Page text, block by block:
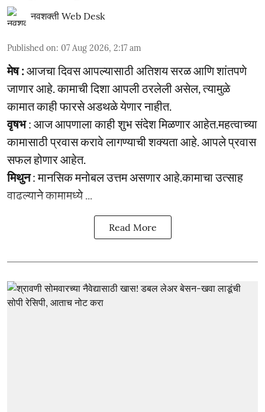
नवशक्ती Web Desk
Published on: 07 Aug 2026, 2:17 am
मेष :आजचा दिवस आपल्यासाठी अतिशय सरळ आणि शांतपणे
जाणार आहे. कामाची दिशा आपली ठरलेली असेल, त्यामुळे
कामात काही फारसे अडथळे येणार नाहीत.
वृषभ: आज आपणाला काही शुभ संदेश मिळणार आहेत.महत्वाच्या
कामासाठी प्रवास करावे लागण्याची शक्यता आहे. आपले प्रवास
सफल होणार आहेत.
मिथुन: मानसिक मनोबल उत्तम असणार आहे.कामाचा उत्साह
वाढल्याने कामामध्ये ...
Read More